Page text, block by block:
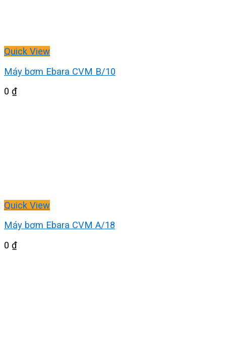
Quick View
Máy bơm Ebara CVM B/10
0 ₫
Quick View
Máy bơm Ebara CVM A/18
0 ₫